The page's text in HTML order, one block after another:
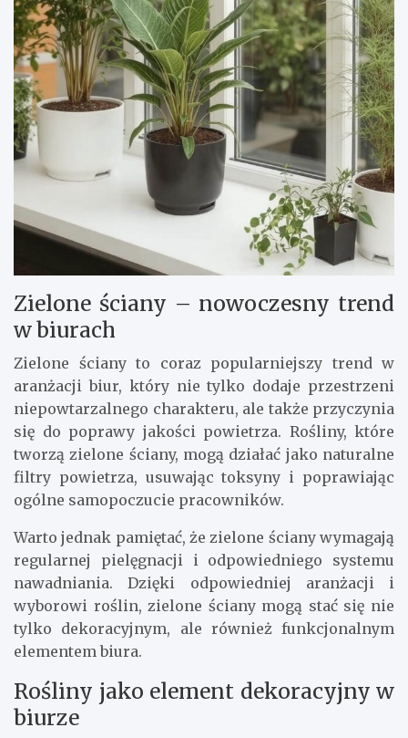
Zielone ściany – nowoczesny trend
w biurach
Zielone ściany to coraz popularniejszy trend w
aranżacji biur, który nie tylko dodaje przestrzeni
niepowtarzalnego charakteru, ale także przyczynia
się do poprawy jakości powietrza. Rośliny, które
tworzą zielone ściany, mogą działać jako naturalne
filtry powietrza, usuwając toksyny i poprawiając
ogólne samopoczucie pracowników.
Warto jednak pamiętać, że zielone ściany wymagają
regularnej pielęgnacji i odpowiedniego systemu
nawadniania. Dzięki odpowiedniej aranżacji i
wyborowi roślin, zielone ściany mogą stać się nie
tylko dekoracyjnym, ale również funkcjonalnym
elementem biura.
Rośliny jako element dekoracyjny w
biurze